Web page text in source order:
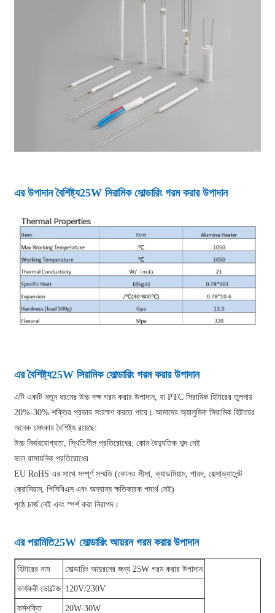
এর উপাদান বৈশিষ্ট্য25W সিরামিক সোল্ডারিং গরম করার উপাদান
এর বৈশিষ্ট্য25W সিরামিক সোল্ডারিং গরম করার উপাদান
এটি একটি নতুন ধরনের উচ্চ দক্ষ গরম করার উপাদান, যা PTC সিরামিক হিটারের তুলনায়
20%-30% শক্তির প্রভাব সংরক্ষণ করতে পারে। আমাদের অ্যালুমিনা সিরামিক হিটারের
অনেক চমৎকার বৈশিষ্ট্য রয়েছে:
উচ্চ নির্ভরযোগ্যতা, স্থিতিশীল প্রতিরোধের, কোন বৈদ্যুতিক শব্দ নেই
ভাল রাসায়নিক প্রতিরোধের
EU RoHS এর সাথে সম্পূর্ণ সম্মতি (কোনও সীসা, ক্যাডমিয়াম, পারদ, হেক্সাভ্যালেন্ট
ক্রোমিয়াম, পিসিবিএস এবং অন্যান্য ক্ষতিকারক পদার্থ নেই)
পৃষ্ঠে চার্জ নেই এবং স্পর্শ করা নিরাপদ।
এর পরামিতি25W সোল্ডারিং আয়রন গরম করার উপাদান
হিটারের নাম সোল্ডারিং আয়রনের জন্য 25W গরম করার উপাদান
কার্যকরী ভোল্টেজ 120V/230V
কর্মশক্তি 20W-30W